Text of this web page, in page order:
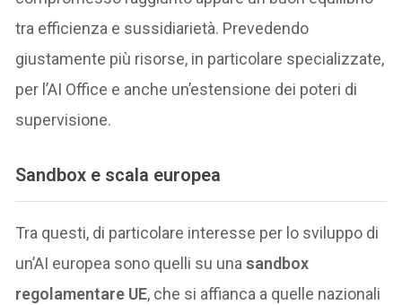
tra efficienza e sussidiarietà. Prevedendo
giustamente più risorse, in particolare specializzate,
per l’AI Office e anche un’estensione dei poteri di
supervisione.
Sandbox e scala europea
Tra questi, di particolare interesse per lo sviluppo di
un’AI europea sono quelli su unasandbox
regolamentare UE, che si affianca a quelle nazionali